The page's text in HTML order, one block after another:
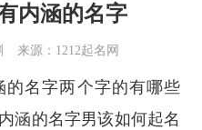
内涵的名字
来源：1212起名网
的名字两个字的有哪些
涵的名字男该如何起名